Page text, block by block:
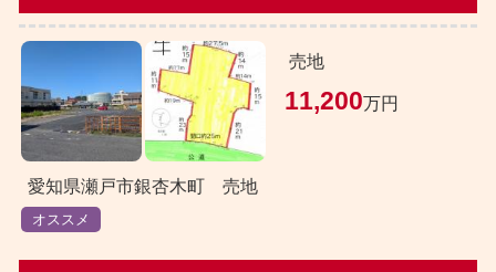
売地
11,200万円
愛知県瀬戸市銀杏木町 売地
オススメ